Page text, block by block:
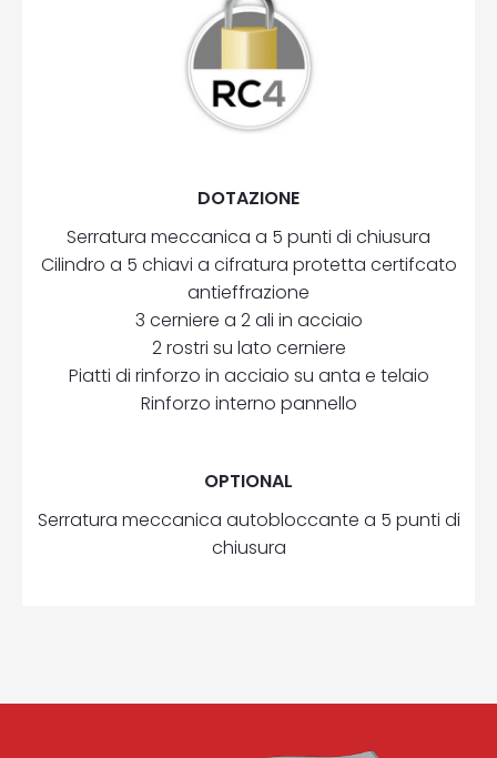
DOTAZIONE
Serratura meccanica a 5 punti di chiusura
Cilindro a 5 chiavi a cifratura protetta certifcato
antieffrazione
3 cerniere a 2 ali in acciaio
2 rostri su lato cerniere
Piatti di rinforzo in acciaio su anta e telaio
Rinforzo interno pannello
OPTIONAL
Serratura meccanica autobloccante a 5 punti di
chiusura